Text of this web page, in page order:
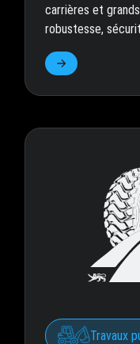
carrières et
robustesse,
Travaux